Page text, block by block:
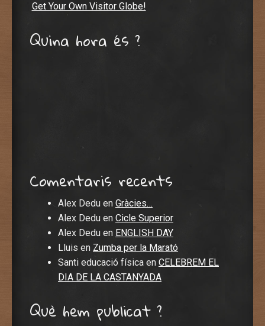
Get Your Own Visitor Globe!
Quina hora és ?
Comentaris recents
Alex Dedu en Gràcies…
Alex Dedu en Cicle Superior
Alex Dedu en ENGLISH DAY
Lluis en Zumba per la Marató
Santi educació física en CELEBREM EL
DIA DE LA CASTANYADA
Què hem publicat ?